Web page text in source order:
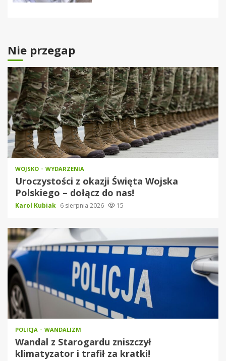
Nie przegap
WOJSKO WYDARZENIA
Uroczystości z okazji Święta Wojska
Polskiego – dołącz do nas!
Karol Kubiak 6 sierpnia 2026 15
POLICJA WANDALIZM
Wandal z Starogardu zniszczył
klimatyzator i trafił za kratki!